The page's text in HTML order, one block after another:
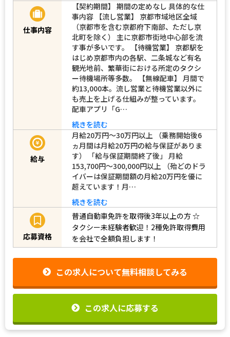
仕事内容
【契約期間】 期間の定めなし 具体的な仕
事内容 【流し営業】 京都市域地区全域
（京都市を含む京都府下南部、ただし京
北町を除く） 主に京都市街地中心部を流
す事が多いです。 【待機営業】 京都駅を
はじめ京都市内の各駅、二条城など有名
観光地前、繁華街における所定のタクシ
ー待機場所等多数。 【無線配車】 月間で
約13,000本。流し営業と待機営業以外に
も売上を上げる仕組みが整っています。
配車アプリ「G…
続きを読む
給与
月給20万円～30万円以上 （乗務開始後6
ヵ月間は月給20万円の給与保証がありま
す） 「給与保証期間終了後」 月給
153,700円～300,000円以上 （殆どのドラ
イバーは保証期間額の月給20万円を優に
超えています！月…
続きを読む
応募資格
普通自動車免許を取得後3年以上の方☆
タクシー未経験者歓迎！2種免許取得費用
を会社で全額負担します！
この求人について無料相談してみる
この求人に応募する